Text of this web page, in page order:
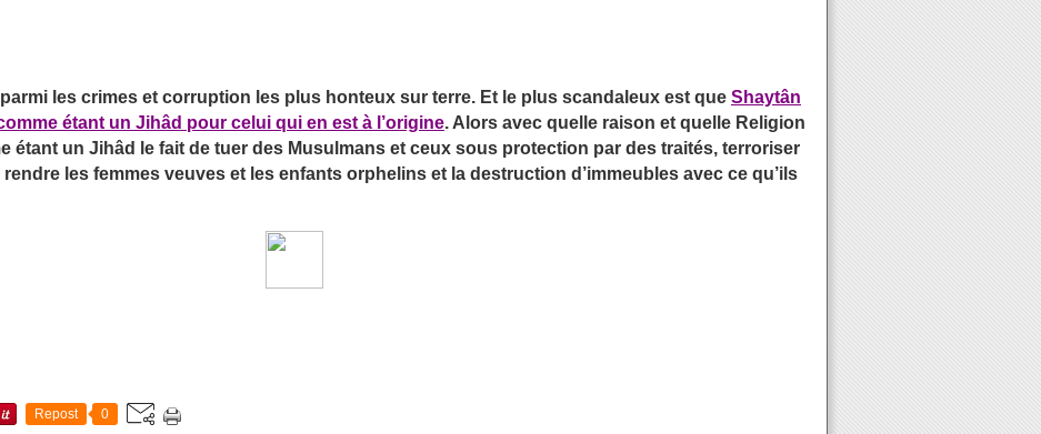
les crimes et corruption les plus honteux sur terre. Et le plus scandaleux est que Shaytân
étant un Jihâd pour celui qui en est à l’origine. Alors avec quelle raison et quelle Religion
étant un Jihâd le fait de tuer des Musulmans et ceux sous protection par des traités, terroriser
les femmes veuves et les enfants orphelins et la destruction d’immeubles avec ce qu’ils
Repost 0